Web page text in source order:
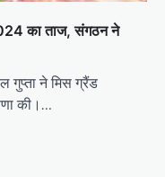
का ताज, संगठन ने
गुप्ता ने मिस ग्रैंड
की।…